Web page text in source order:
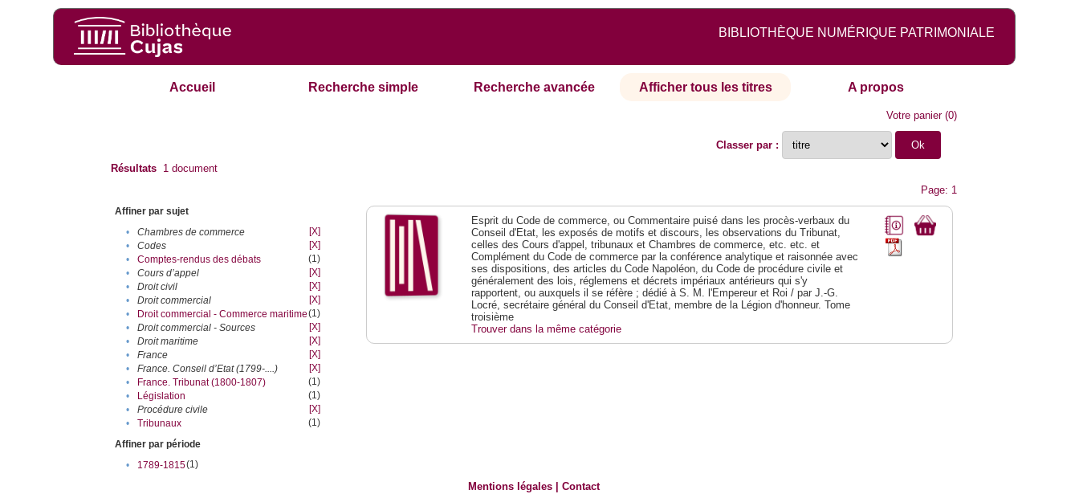
BIBLIOTHÈQUE NUMÉRIQUE PATRIMONIALE
Accueil Recherche simple Recherche avancée Afficher tous les titres A propos
Votre panier(0)
Classer par :
Résultats 1 document
Page: 1
Affiner par sujet
•
Chambres de commerce
[X]
•
Codes
[X]
•
Comptes-rendus des débats
(1)
•
Cours d’appel
[X]
•
Droit civil
[X]
•
Droit commercial
[X]
•
Droit commercial - Commerce maritime(1)
•
Droit commercial - Sources
[X]
•
Droit maritime
[X]
•
France
[X]
•
France. Conseil d’Etat (1799-....)
[X]
•
France. Tribunat (1800-1807)
(1)
•
Législation
(1)
•
Procédure civile
[X]
•
Tribunaux
(1)
Affiner par période
•
1789-1815(1)
Esprit du Code de commerce, ou Commentaire puisé dans les procès-verbaux du
Conseil d'Etat, les exposés de motifs et discours, les observations du Tribunat,
celles des Cours d'appel, tribunaux et Chambres de commerce, etc. etc. et
Complément du Code de commerce par la conférence analytique et raisonnée avec
ses dispositions, des articles du Code Napoléon, du Code de procédure civile et
généralement des lois, réglemens et décrets impériaux antérieurs qui s'y
rapportent, ou auxquels il se réfère ; dédié à S. M. l'Empereur et Roi / par J.-G.
Locré, secrétaire général du Conseil d'Etat, membre de la Légion d'honneur. Tome
troisième
Trouver dans la même catégorie
Mentions légales |Contact